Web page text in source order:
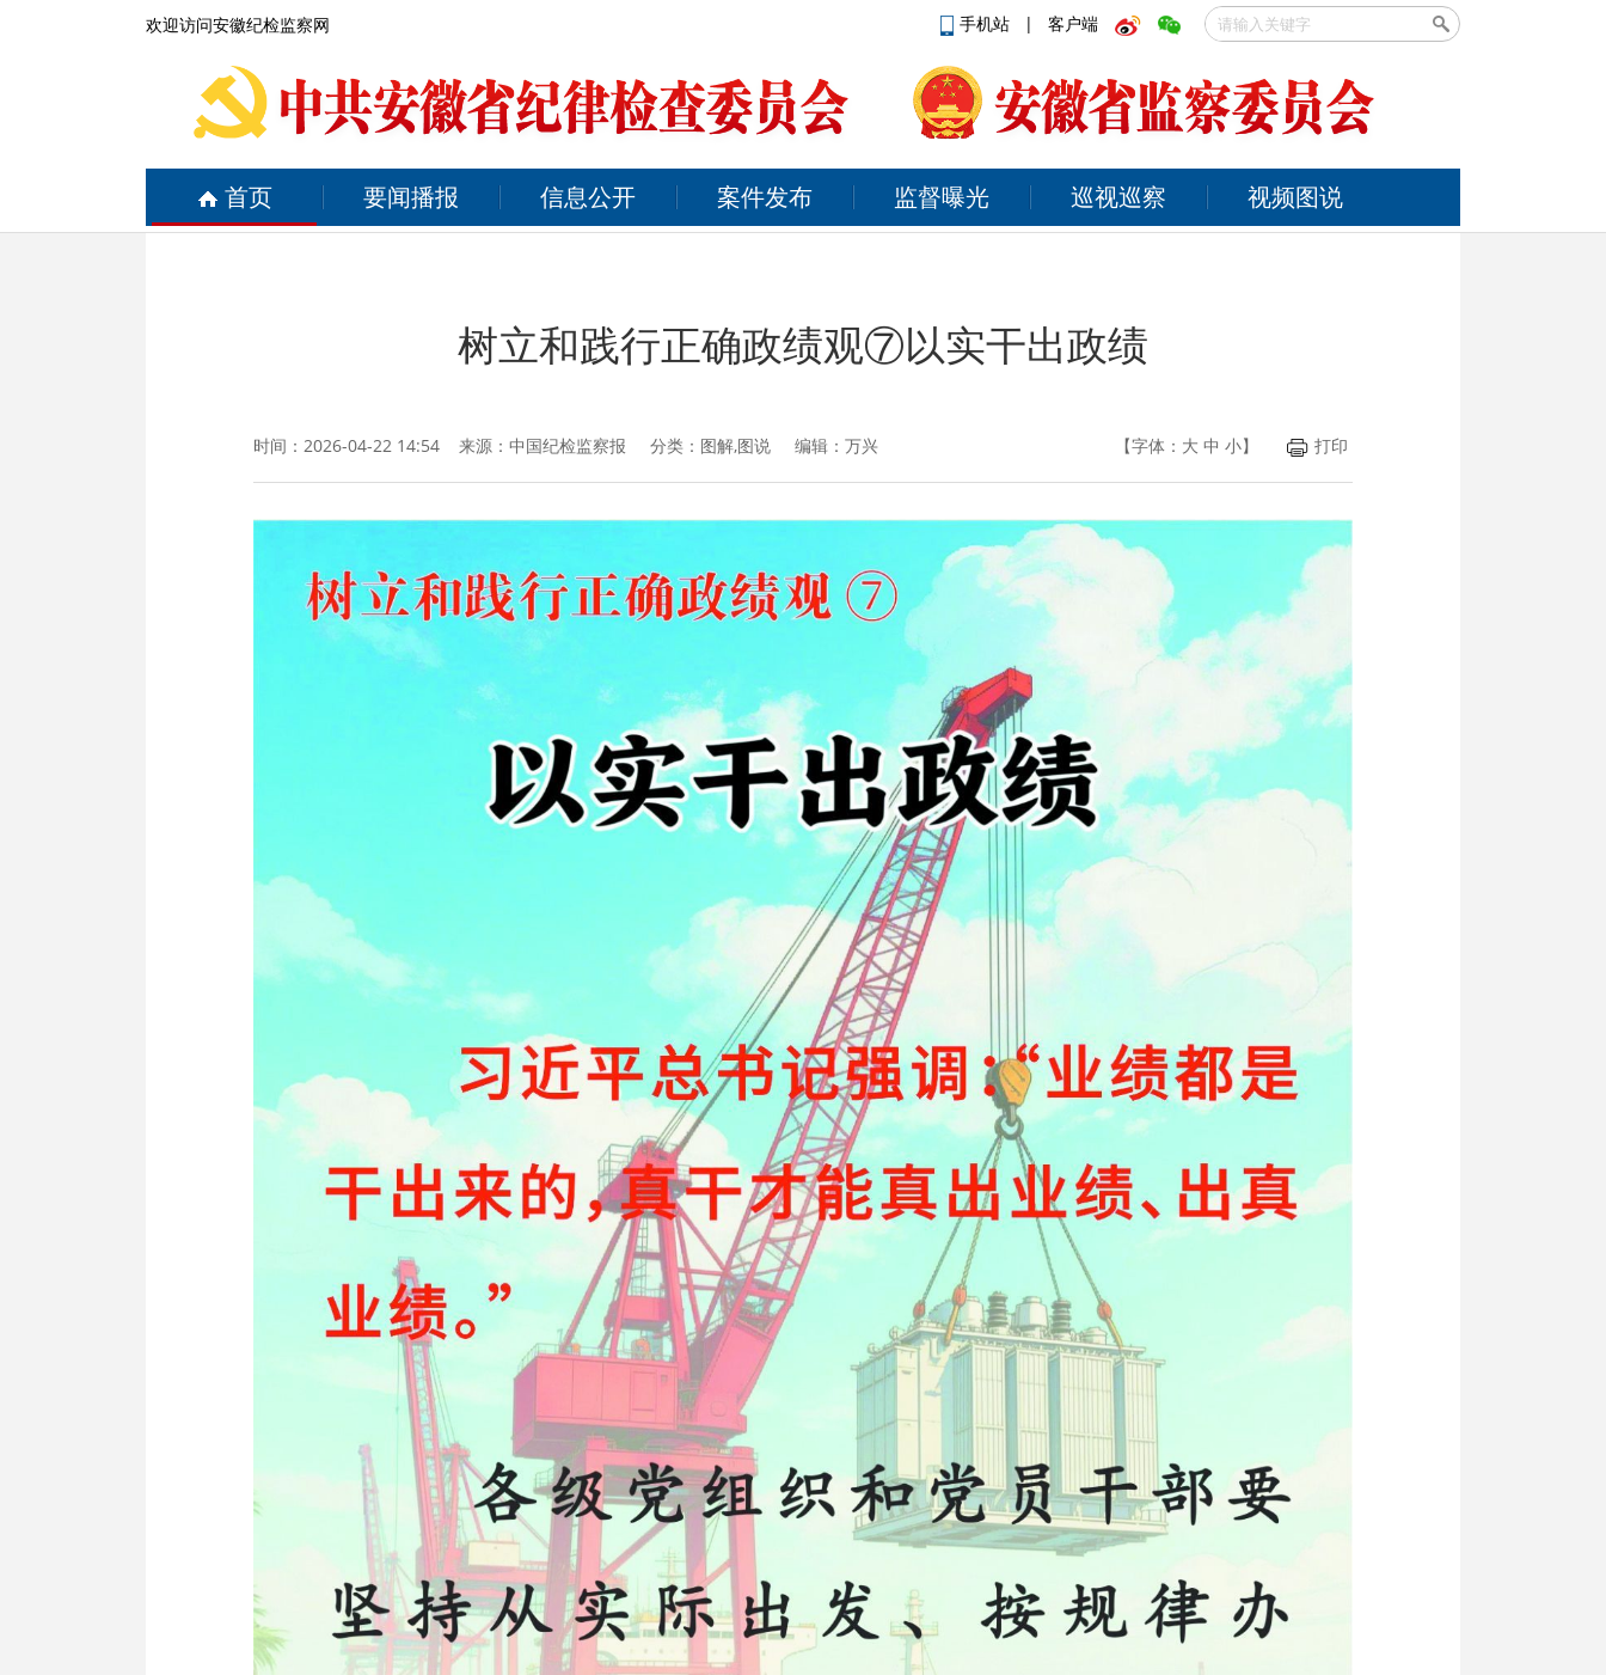
欢迎访问安徽纪检监察网 手机站 | 客户端
首页 要闻播报 信息公开 案件发布 监督曝光 巡视巡察 视频图说
树立和践行正确政绩观⑦以实干出政绩
时间：2026-04-22 14:54 来源： 中国纪检监察报 分类：图解,图说 编辑：万兴 【字体： 大 中 小】 打印